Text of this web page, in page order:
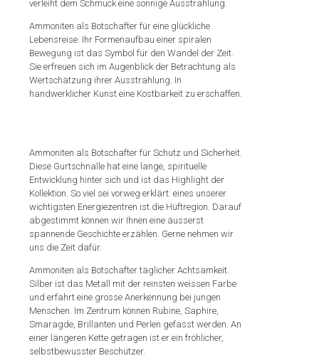
verleiht dem Schmuck eine sonnige Ausstrahlung.
Ammoniten als Botschafter für eine glückliche
Lebensreise. Ihr Formenaufbau einer spiralen
Bewegung ist das Symbol für den Wandel der Zeit.
Sie erfreuen sich im Augenblick der Betrachtung als
Wertschätzung ihrer Ausstrahlung. In
handwerklicher Kunst eine Kostbarkeit zu erschaffen.
Ammoniten als Botschafter für Schutz und Sicherheit.
Diese Gurtschnalle hat eine lange, spirituelle
Entwicklung hinter sich und ist das Highlight der
Kollektion. So viel sei vorweg erklärt: eines unserer
wichtigsten Energiezentren ist die Hüftregion. Darauf
abgestimmt können wir Ihnen eine äusserst
spannende Geschichte erzählen. Gerne nehmen wir
uns die Zeit dafür.
Ammoniten als Botschafter täglicher Achtsamkeit.
Silber ist das Metall mit der reinsten weissen Farbe
und erfährt eine grosse Anerkennung bei jungen
Menschen. Im Zentrum können Rubine, Saphire,
Smaragde, Brillanten und Perlen gefasst werden. An
einer längeren Kette getragen ist er ein fröhlicher,
selbstbewusster Beschützer.